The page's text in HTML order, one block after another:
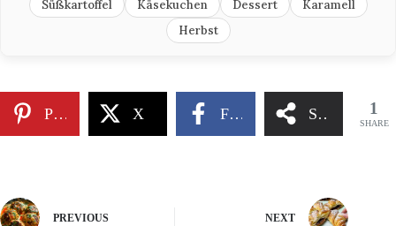
Süßkartoffel Käsekuchen Dessert
Karamell
Herbst
Pinterest X Facebook Share 1
SHARE
PREVIOUS NEXT